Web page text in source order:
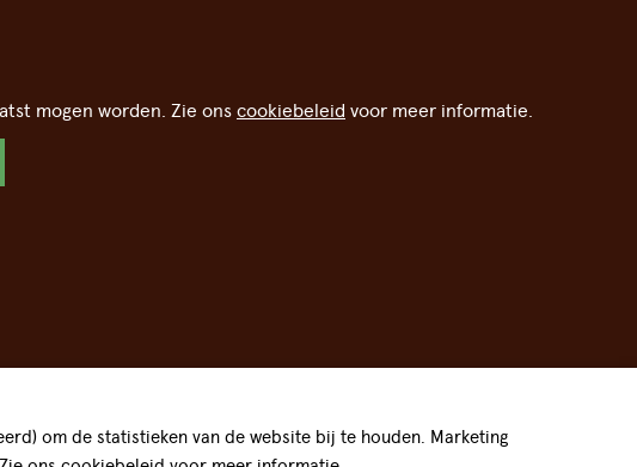
om de statistieken van de website bij te houden. Marketing
mogen worden. Zie onscookiebeleid voor meer informatie.